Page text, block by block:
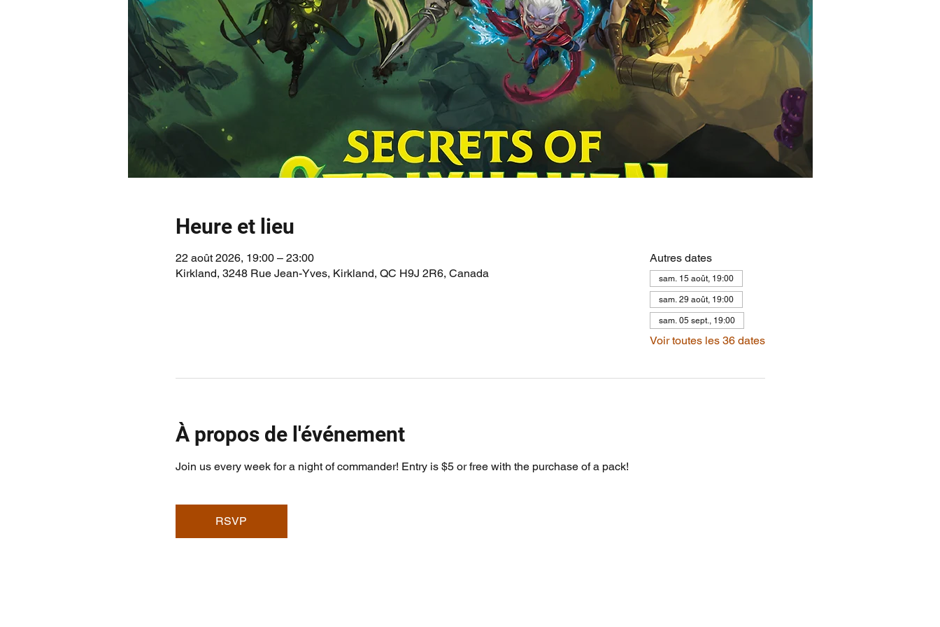
Heure et lieu
22 août 2026, 19:00 – 23:00
Kirkland, 3248 Rue Jean-Yves, Kirkland, QC H9J 2R6, Canada
Autres dates
sam. 15 août, 19:00
sam. 29 août, 19:00
sam. 05 sept., 19:00
Voir toutes les 36 dates
À propos de l'événement
Join us every week for a night of commander! Entry is $5 or free with the purchase of a pack!
RSVP